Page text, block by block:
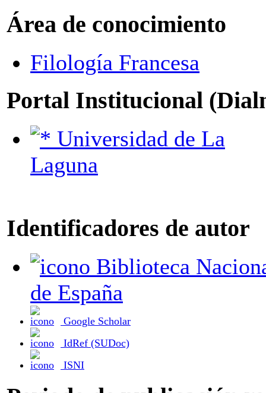
Área de conocimiento
Filología Francesa
Portal Institucional
Laguna
Identificadores de autor
de España
Google Scholar
IdRef (SUDoc)
ISNI